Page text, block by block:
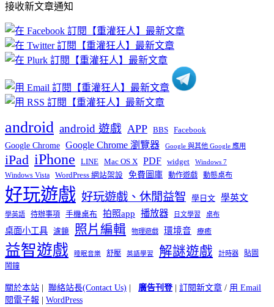
文
章
分
類
接收新文章通知
android android 遊戲 APP BBS Facebook
Google Chrome Google Chrome 瀏覽器 Google 與其他 Google 應用
iPad iPhone LINE Mac OS X PDF widget Windows 7
Windows Vista WordPress 網站架設 免費圖庫 動作遊戲 動態桌布
好玩遊戲 好玩遊戲、休閒益智 學日文 學英文
學英語 待辦事項 手機桌布 拍照app 播放器 日文學習 桌布
桌面小工具 濾鏡 照片編輯 物理遊戲 環境音 療癒
益智遊戲 睡眠音樂 舒壓 英語學習 解謎遊戲 計時器
貼圖
鬧鐘
關於本站 | 聯絡站長(Contact Us) | 廣告刊登| 訂閱新文章 / 用 Email
閱電子報 | WordPress